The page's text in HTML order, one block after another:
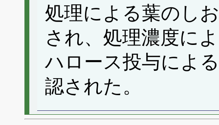
処理による葉のし
され、処理濃度に
ハロース投与によ
認された。